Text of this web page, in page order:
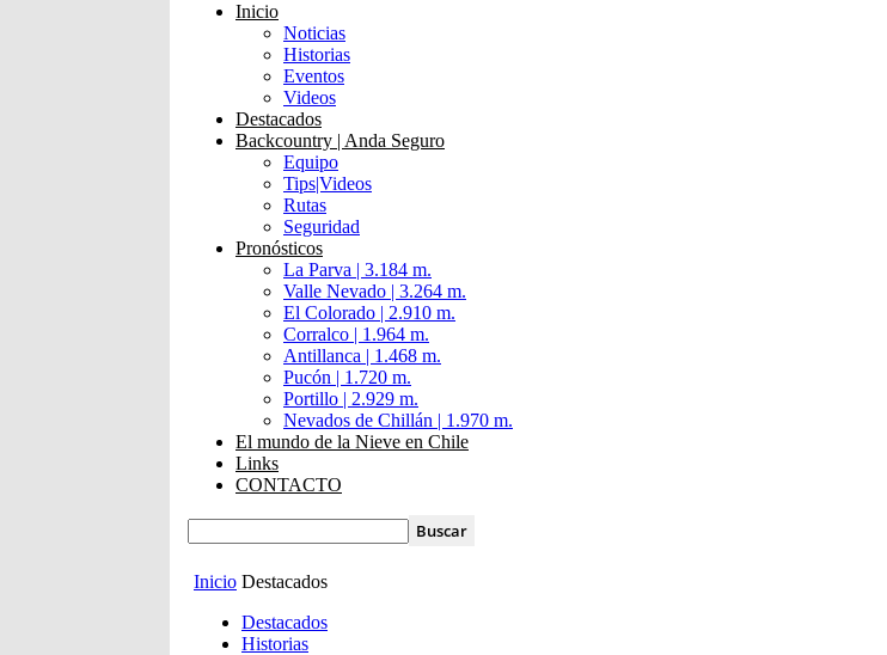
Inicio
Noticias
Historias
Eventos
Videos
Destacados
Backcountry | Anda Seguro
Equipo
Tips|Videos
Rutas
Seguridad
Pronósticos
La Parva | 3.184 m.
Valle Nevado | 3.264 m.
El Colorado | 2.910 m.
Corralco | 1.964 m.
Antillanca | 1.468 m.
Pucón | 1.720 m.
Portillo | 2.929 m.
Nevados de Chillán | 1.970 m.
El mundo de la Nieve en Chile
Links
CONTACTO
Inicio Destacados
Destacados
Historias